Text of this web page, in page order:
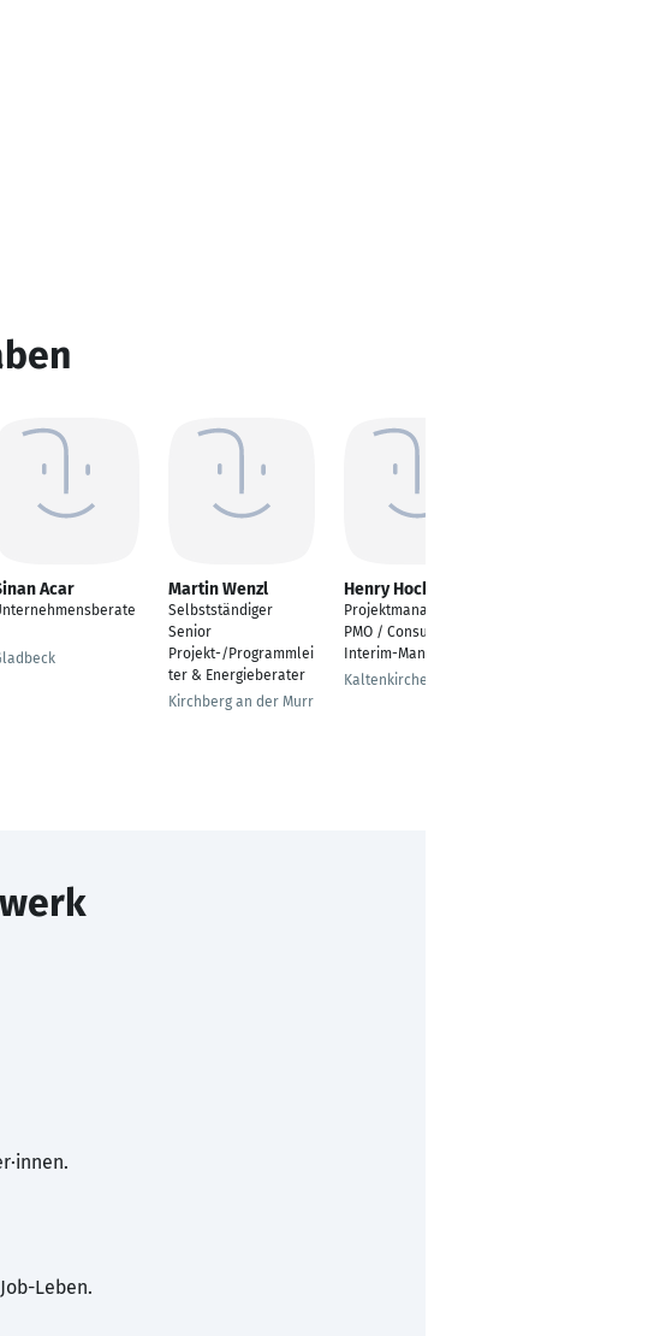
Acar Martin Wenzl
Selbstständiger
Senior
Projekt-/Programmlei
ter & Energieberater
Kirchberg an der Murr
Henry Hochmüller
Projektmanager /
PMO / Consultant /
Interim-Manager
Kaltenkirchen
Leben.